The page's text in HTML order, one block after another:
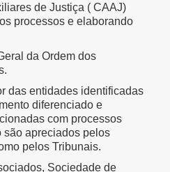
de Justiça ( CAAJ)
processos e elaborando
da Ordem dos
das entidades identificadas
diferenciado e
com processos
são apreciados pelos
pelos Tribunais.
Sociedade de